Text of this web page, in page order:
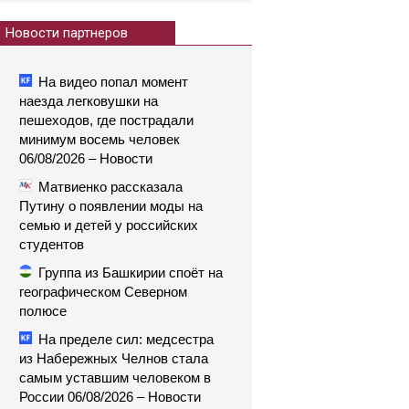
Новости партнеров
На видео попал момент
наезда легковушки на
пешеходов, где пострадали
минимум восемь человек
06/08/2026 – Новости
Матвиенко рассказала
Путину о появлении моды на
семью и детей у российских
студентов
Группа из Башкирии споёт на
географическом Северном
полюсе
На пределе сил: медсестра
из Набережных Челнов стала
самым уставшим человеком в
России 06/08/2026 – Новости